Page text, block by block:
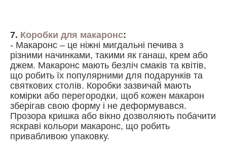
7. Коробки для макаронс:
- Макаронс – це ніжні мигдальні печива з
різними начинками, такими як ганаш, крем або
джем. Макаронс мають безліч смаків та квітів,
що робить їх популярними для подарунків та
святкових столів. Коробки зазвичай мають
комірки або перегородки, щоб кожен макарон
зберігав свою форму і не деформувався.
Прозора кришка або вікно дозволяють побачити
яскраві кольори макаронс, що робить
привабливою упаковку.